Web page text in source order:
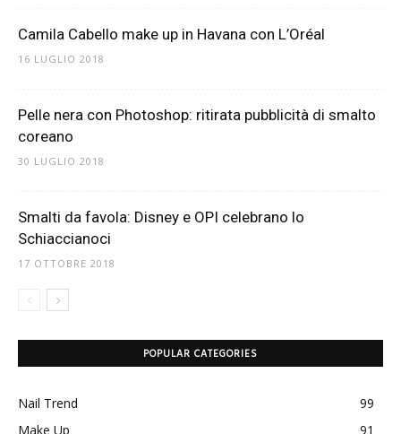
Camila Cabello make up in Havana con L’Oréal
16 LUGLIO 2018
Pelle nera con Photoshop: ritirata pubblicità di smalto
coreano
30 LUGLIO 2018
Smalti da favola: Disney e OPI celebrano lo
Schiaccianoci
17 OTTOBRE 2018
POPULAR CATEGORIES
Nail Trend
99
Make Up
91